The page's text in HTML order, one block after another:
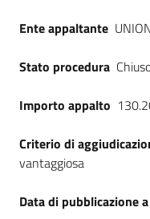
site
Seguici
su
Ente appaltante
Stato procedura
Importo appalto
Criterio di
vantaggiosa
Data di pubblicazione